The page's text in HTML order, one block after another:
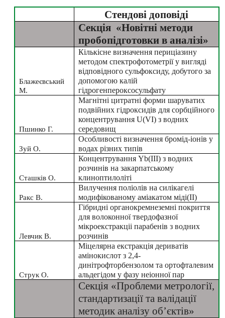
Стендові доповіді
Секція  «Новітні методи
пробопідготовки в аналізі»
Блажеєвський
М.
Кількісне визначення периціазину
методом спектрофотометрії у вигляді
відповідного сульфоксиду, добутого за
допомогою калій
гідрогенпероксосульфату
Пшинко Г.
Магнітні цитратні форми шаруватих
подвійних гідроксидів для сорбційного
концентрування U(VI) з водних
середовищ
Зуй О.
Особливості визначення бромід-іонів у
водах різних типів
Сташків О.
Концентрування Yb(III) з водних
розчинів на закарпатському
клиноптилоліті
Ракс В.
Вилучення поліолів на силікагелі
модифікованому аміакатом міді(II)
Левчик В.
Гібридні органокремнеземні покриття
для волоконної твердофазної
мікроекстракціі парабенів з водних
розчинів
Струк О.
Міцелярна екстракція дериватів
амінокислот з 2,4-
динітрофторбензолом та ортофталевим
альдегідом у фазу неіонної пар
Секція «Проблеми метрології,
стандартизації та валідації
методик аналізу об’єктів»